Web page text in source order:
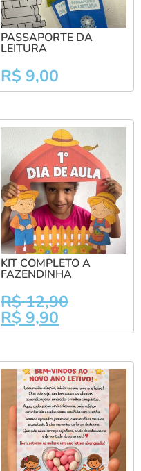
PASSAPORTE DA
LEITURA
R$ 9,00
KIT COMPLETO A
FAZENDINHA
R$12,90
R$ 9,90